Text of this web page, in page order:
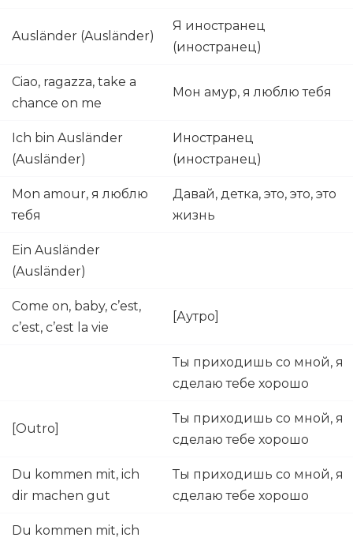
Ausländer (Ausländer)
Я иностранец
(иностранец)
Ciao, ragazza, take a
chance on me
Мон амур, я люблю тебя
Ich bin Ausländer
(Ausländer)
Иностранец
(иностранец)
Mon amour, я люблю
тебя
Давай, детка, это, это, это
жизнь
Ein Ausländer
(Ausländer)
Come on, baby, c’est,
c’est, c’est la vie
[Аутро]
Ты приходишь со мной, я
сделаю тебе хорошо
[Outro]
Ты приходишь со мной, я
сделаю тебе хорошо
Du kommen mit, ich
dir machen gut
Ты приходишь со мной, я
сделаю тебе хорошо
Du kommen mit, ich